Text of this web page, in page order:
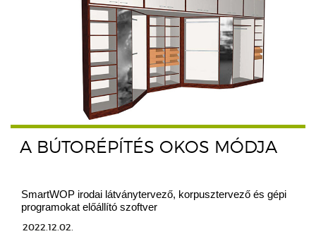
A BÚTORÉPÍTÉS OKOS MÓDJA
SmartWOP irodai látványtervező, korpusztervező és gépi
programokat előállító szoftver
2022.12.02.